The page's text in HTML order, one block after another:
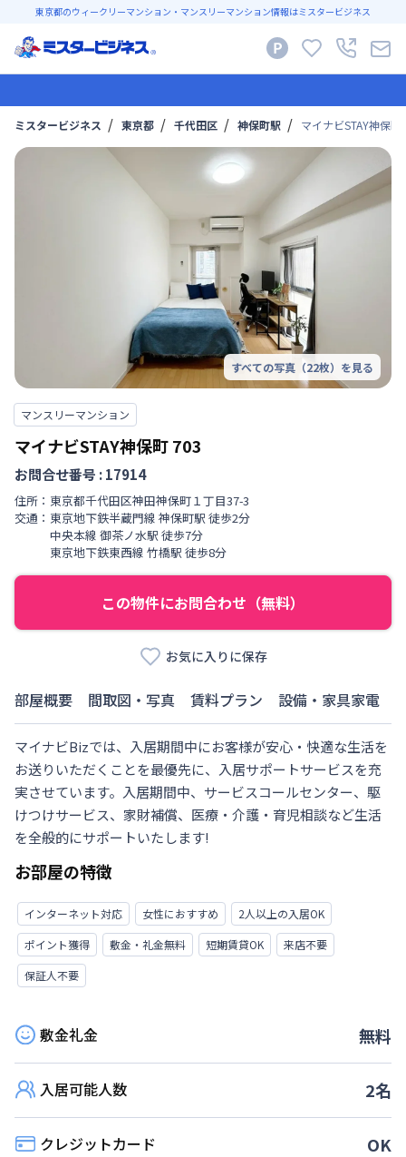
東京都のウィークリーマンション・マンスリーマンション情報はミスタービジネス
ミスタービジネス 東京都 千代田区 神保町駅 マイナビSTAY神保町
すべての写真（22枚）を見る
マンスリーマンション
マイナビSTAY神保町703
お問合せ番号 :17914
住所： 東京都千代田区神田神保町 １丁目37-3
交通： 東京地下鉄半蔵門線 神保町駅 徒歩2分
中央本線 御茶ノ水駅 徒歩7分
東京地下鉄東西線 竹橋駅 徒歩8分
この物件にお問合わせ（無料）
お気に入りに保存
部屋概要 間取図・写真 賃料プラン 設備・家具家電
マイナビBizでは、入居期間中にお客様が安心・快適な生活を
お送りいただくことを最優先に、入居サポートサービスを充
実させています。入居期間中、サービスコールセンター、駆
けつけサービス、家財補償、医療・介護・育児相談など生活
を全般的にサポートいたします!
お部屋の特徴
インターネット対応 女性におすすめ
2人以上の入居OK
ポイント獲得
敷金・礼金無料 短期賃貸OK
来店不要
保証人不要
敷金礼金 無料
入居可能人数 2名
クレジットカード OK